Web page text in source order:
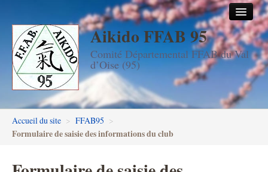
Aikido FFAB 95
Comité Départemental FFAB du Val
d’Oise (95)
Accueil
Les dojos
Stages
Les enseignants
FFAB95
Accueil du site > FFAB95 >
Formulaire de saisie des informations du club